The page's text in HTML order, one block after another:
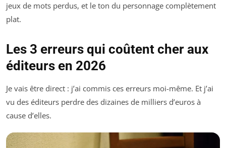
jeux de mots perdus, et le ton du personnage complètement
plat.
Les 3 erreurs qui coûtent cher aux
éditeurs en 2026
Je vais être direct : j’ai commis ces erreurs moi-même. Et j’ai
vu des éditeurs perdre des dizaines de milliers d’euros à
cause d’elles.